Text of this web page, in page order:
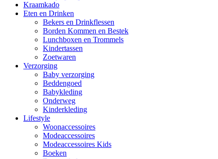
Kraamkado
Eten en Drinken
Bekers en Drinkflessen
Borden Kommen en Bestek
Lunchboxen en Trommels
Kindertassen
Zoetwaren
Verzorging
Baby verzorging
Beddengoed
Babykleding
Onderweg
Kinderkleding
Lifestyle
Woonaccessoires
Modeaccessoires
Modeaccessoires Kids
Boeken